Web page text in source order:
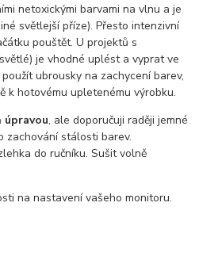
netoxickými barvami na vlnu a je
světlejší příze). Přesto intenzivní
pouštět. U projektů s
je vhodné uplést a vyprat ve
ubrousky na zachycení barev,
k hotovému upletenému výrobku.
úpravou, ale doporučuji raději jemné
zachování stálosti barev.
do ručníku. Sušit volně
na nastavení vašeho monitoru.